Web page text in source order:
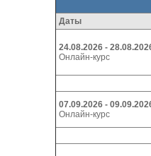
Даты
24.08.2026 ‑
Онлайн-курс
07.09.2026 ‑
Онлайн-курс